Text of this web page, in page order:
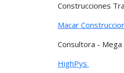
Construcciones
Macar
Consultora -
HighPys